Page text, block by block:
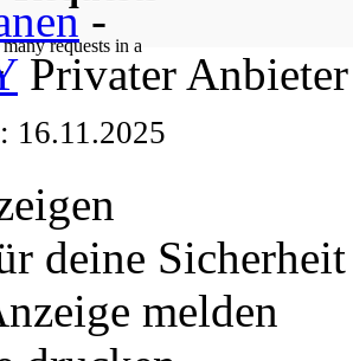
-
Privater Anbieter
16.11.2025
deine Sicherheit
melden